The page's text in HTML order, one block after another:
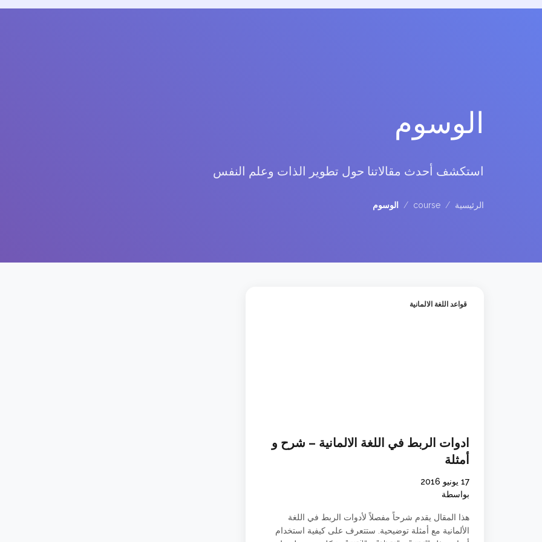
الوسوم
استكشف أحدث مقالاتنا حول تطوير الذات وعلم النفس
الرئيسية /
course
/ الوسوم
قواعد اللغة الالمانية
ادوات الربط في اللغة الالمانية – شرح و
أمثلة
17 يونيو 2016
بواسطة
هذا المقال يقدم شرحاً مفصلاً لأدوات الربط في اللغة
الألمانية مع أمثلة توضيحية. ستتعرف على كيفية استخدام